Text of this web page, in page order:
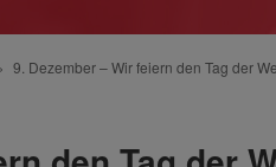
9. Dezember – Wir feiern den Tag der